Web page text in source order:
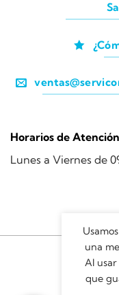
Horarios de Atención
Lunes a Viernes de
una
Al usar
que